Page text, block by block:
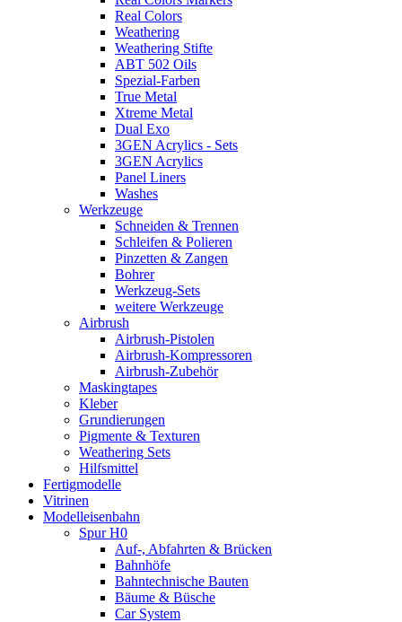
Real Colors
Weathering
Weathering Stifte
ABT 502 Oils
Spezial-Farben
True Metal
Xtreme Metal
Dual Exo
3GEN Acrylics - Sets
3GEN Acrylics
Panel Liners
Washes
Werkzeuge
Schneiden & Trennen
Schleifen & Polieren
Pinzetten & Zangen
Bohrer
Werkzeug-Sets
weitere Werkzeuge
Airbrush
Airbrush-Pistolen
Airbrush-Kompressoren
Airbrush-Zubehör
Maskingtapes
Kleber
Grundierungen
Pigmente & Texturen
Weathering Sets
Hilfsmittel
Fertigmodelle
Vitrinen
Modelleisenbahn
Spur H0
Auf-, Abfahrten & Brücken
Bahnhöfe
Bahntechnische Bauten
Bäume & Büsche
Car System